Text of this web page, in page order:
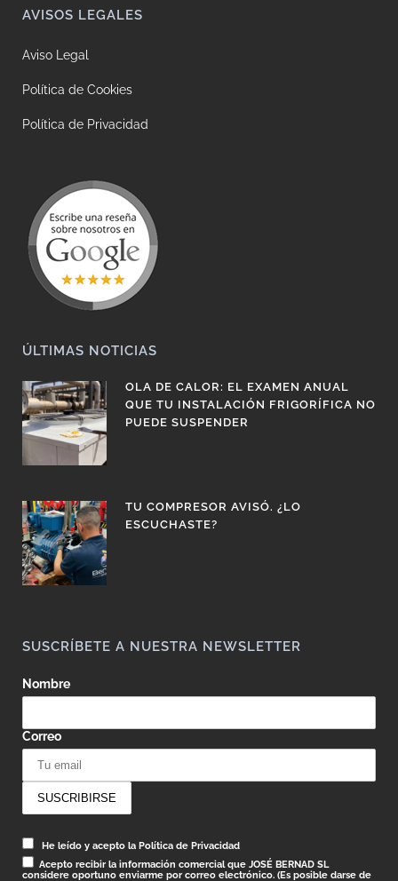
AVISOS LEGALES
Aviso Legal
Política de Cookies
Política de Privacidad
ÚLTIMAS NOTICIAS
OLA DE CALOR: EL EXAMEN ANUAL
QUE TU INSTALACIÓN FRIGORÍFICA NO
PUEDE SUSPENDER
TU COMPRESOR AVISÓ. ¿LO
ESCUCHASTE?
SUSCRÍBETE A NUESTRA NEWSLETTER
Nombre
Correo
He leído y acepto la Política de Privacidad
Acepto recibir la información comercial que JOSÉ BERNAD SL
considere oportuno enviarme por correo electrónico. (Es posible darse de